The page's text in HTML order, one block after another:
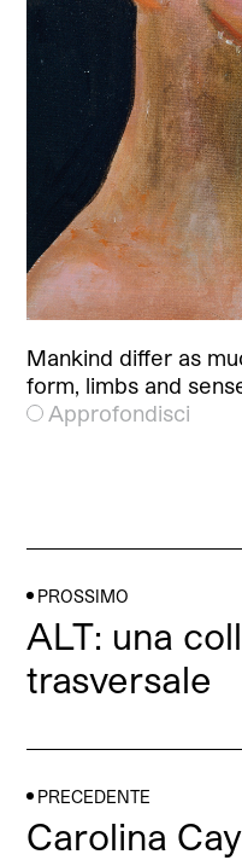
Mankind differ as
form, limbs and
Approfondisci
PROSSIMO
ALT: una
trasversale
PRECEDENTE
Carolina